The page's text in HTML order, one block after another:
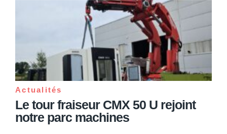
Actualités
Le tour fraiseur CMX 50 U rejoint
notre parc machines